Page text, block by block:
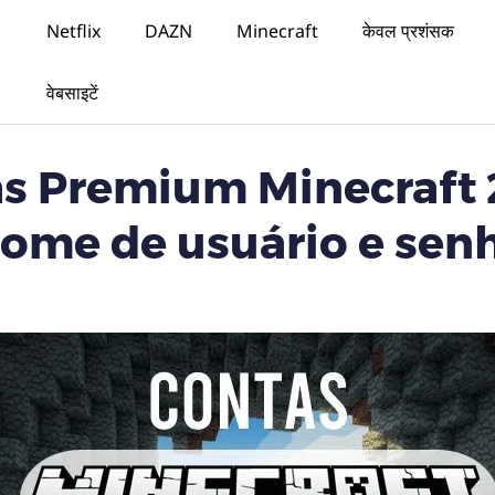
Netflix DAZN Minecraft केवल प्रशंसक
वेबसाइटें
Premium Minecraft
de usuário e